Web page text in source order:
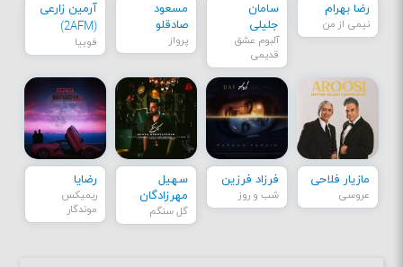
رضا بهرام
نیمی از من
سامان
جلیلی
آلبوم عشق
قدیمی
مسعود
صادقلو
پرواز
آرمین زارعی
(2AFM)
فوبیا
مازیار فلاحی
عروسی
فرزاد فرزین
شب و روز
سهیل
مهرزادگان
گل سنگم
رضایا
ریمیکس
موندگار